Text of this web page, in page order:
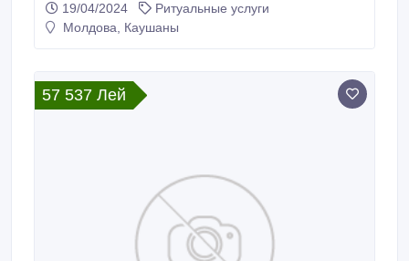
19/04/2024
Ритуальные услуги
Молдова, Каушаны
57 537 Лей